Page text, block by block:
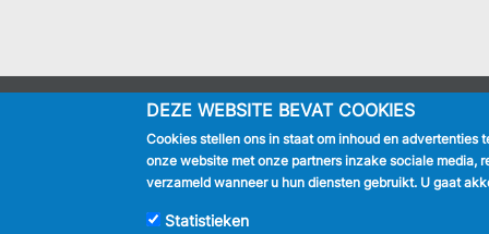
IK BEN
Inwoner
Toerist
Bedrijf
DEZE WEBSITE BEVAT COOKIES
Cookies stellen ons in staat om inhoud en advertenties
onze website met onze partners inzake sociale media,
verzameld wanneer u hun diensten gebruikt. U gaat
Statistieken